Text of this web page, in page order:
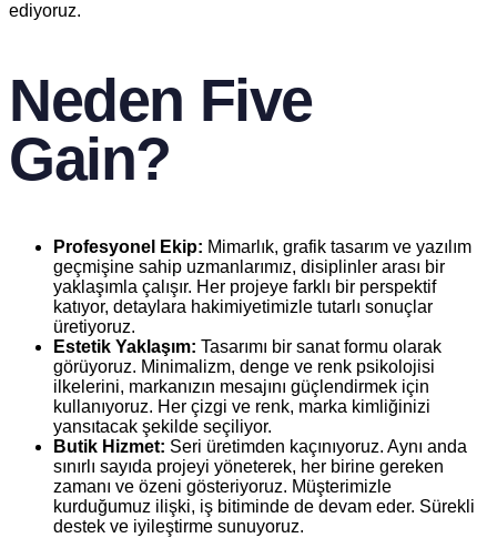
ediyoruz.
Neden Five
Gain?
Profesyonel Ekip: Mimarlık, grafik tasarım ve yazılım
geçmişine sahip uzmanlarımız, disiplinler arası bir
yaklaşımla çalışır. Her projeye farklı bir perspektif
katıyor, detaylara hakimiyetimizle tutarlı sonuçlar
üretiyoruz.
Estetik Yaklaşım: Tasarımı bir sanat formu olarak
görüyoruz. Minimalizm, denge ve renk psikolojisi
ilkelerini, markanızın mesajını güçlendirmek için
kullanıyoruz. Her çizgi ve renk, marka kimliğinizi
yansıtacak şekilde seçiliyor.
Butik Hizmet: Seri üretimden kaçınıyoruz. Aynı anda
sınırlı sayıda projeyi yöneterek, her birine gereken
zamanı ve özeni gösteriyoruz. Müşterimizle
kurduğumuz ilişki, iş bitiminde de devam eder. Sürekli
destek ve iyileştirme sunuyoruz.